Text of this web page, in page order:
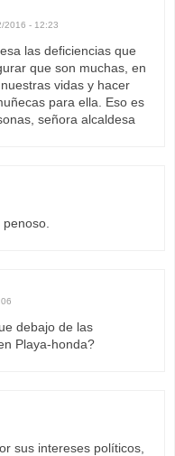
2016 - 12:23
las deficiencias que
que son muchas, en
vidas y hacer
para ella. Eso es
señora alcaldesa
debajo de las
Playa-honda?
sus intereses políticos,